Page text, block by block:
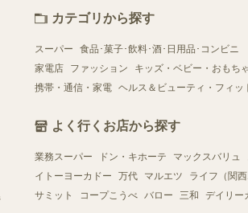
カテゴリから探す
スーパー 食品･菓子･飲料･酒･日用品･コンビニ
家電店
ファッション キッズ・ベビー・おもち
携帯・通信・家電 ヘルス＆ビューティ・フィッ
よく行くお店から探す
業務スーパー ドン・キホーテ マックスバリュ
イトーヨーカドー
万代 マルエツ ライフ（関西
サミット
コープこうべ バロー 三和 デイリー